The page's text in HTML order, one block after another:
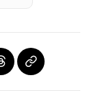
ThreadsCopia